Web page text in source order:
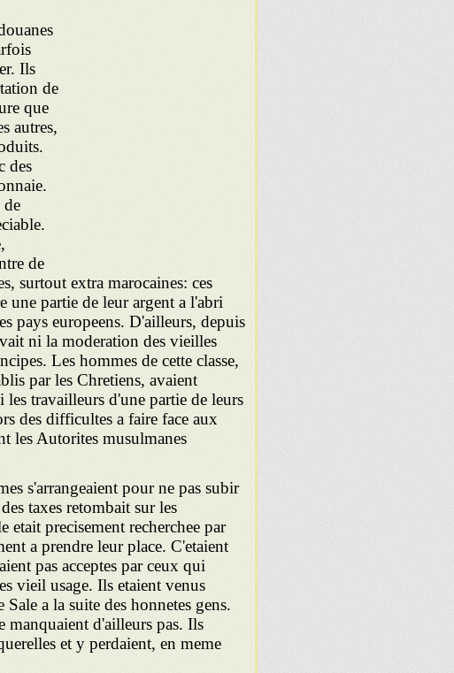
Ils
de
que
autres,
des
de
surtout extra marocaines: ces
une partie de leur argent a l'abri
pays europeens. D'ailleurs, depuis
ni la moderation des vieilles
Les hommes de cette classe,
par les Chretiens, avaient
travailleurs d'une partie de leurs
des difficultes a faire face aux
les Autorites musulmanes
s'arrangeaient pour ne pas subir
taxes retombait sur les
etait precisement recherchee par
a prendre leur place. C'etaient
pas acceptes par ceux qui
vieil usage. Ils etaient venus
a la suite des honnetes gens.
manquaient d'ailleurs pas. Ils
et y perdaient, en meme